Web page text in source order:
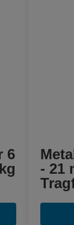
6
- 21